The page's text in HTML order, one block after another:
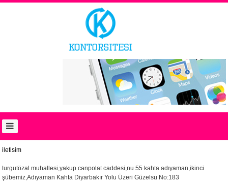
FIYAT
LISTESI
English
iletisim
turgutözal muhallesi,yakup canpolat caddesi,nu 55 kahta adıyaman,ikinci
şübemiz,Adıyaman Kahta Diyarbakır Yolu Üzeri Güzelsu No:183